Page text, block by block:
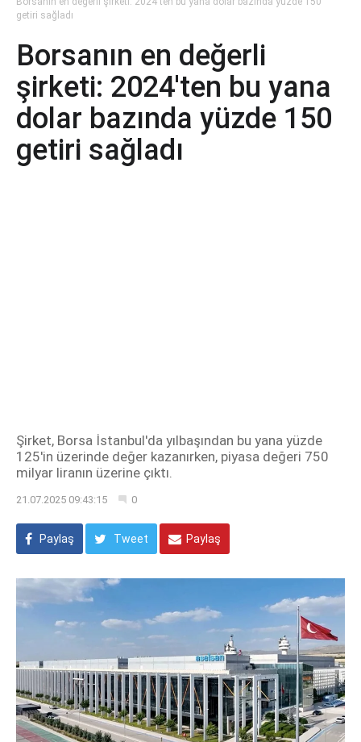
getiri sağladı
Borsanın en değerli
şirketi: 2024'ten bu yana
dolar bazında yüzde 150
getiri sağladı
Şirket, Borsa İstanbul'da yılbaşından bu yana yüzde
125'in üzerinde değer kazanırken, piyasa değeri 750
milyar liranın üzerine çıktı.
21.07.2025 09:43:15 0
Paylaş Tweet Paylaş